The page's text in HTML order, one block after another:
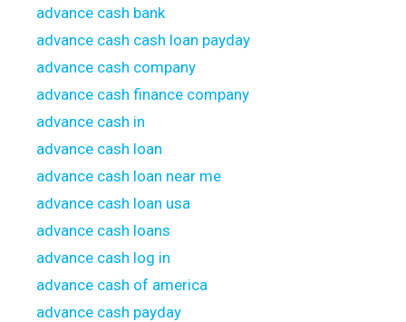
advance cash bank
advance cash cash loan payday
advance cash company
advance cash finance company
advance cash in
advance cash loan
advance cash loan near me
advance cash loan usa
advance cash loans
advance cash log in
advance cash of america
advance cash payday